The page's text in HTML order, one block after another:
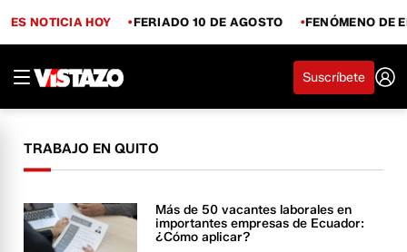
ES NOTICIA HOY FERIADO 10 DE AGOSTO FENÓMENO DE
Suscríbete
TRABAJO EN QUITO
Más de 50 vacantes laborales en
importantes empresas de Ecuador:
¿Cómo aplicar?